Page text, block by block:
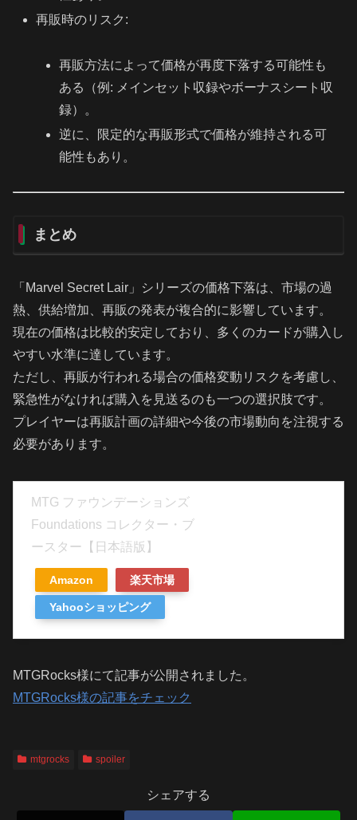
再販時のリスク:
再販方法によって価格が再度下落する可能性も
ある（例: メインセット収録やボーナスシート収
録）。
逆に、限定的な再販形式で価格が維持される可
能性もあり。
まとめ
「Marvel Secret Lair」シリーズの価格下落は、市場の過
熱、供給増加、再販の発表が複合的に影響しています。
現在の価格は比較的安定しており、多くのカードが購入し
やすい水準に達しています。
ただし、再販が行われる場合の価格変動リスクを考慮し、
緊急性がなければ購入を見送るのも一つの選択肢です。
プレイヤーは再販計画の詳細や今後の市場動向を注視する
必要があります。
MTG ファウンデーションズ
Foundations コレクター・ブ
ースター【日本語版】
Amazon 楽天市場
Yahooショッピング
MTGRocks様にて記事が公開されました。
MTGRocks様の記事をチェック
mtgrocks spoiler
シェアする